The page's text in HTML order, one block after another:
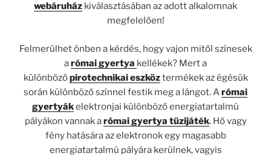
webáruház kiválasztásában az adott alkalomnak
megfelelően!
Felmerülhet önben a kérdés, hogy vajon mitől színesek
arómai gyertya kellékek? Mert a
különbözőpirotechnikai eszköztermékek az égésük
során különböző színnel festik meg a lángot. Arómai
gyertyákelektronjai különböző energiatartalmú
pályákon vannak arómai gyertya tűzijáték. Hő vagy
fény hatására az elektronok egy magasabb
energiatartalmú pályára kerülnek, vagyis